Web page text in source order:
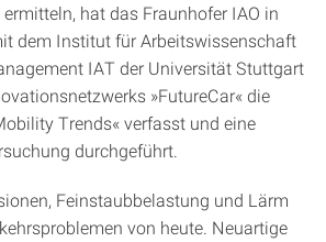
hat das Fraunhofer IAO in
dem Institut für Arbeitswissenschaft
IAT der Universität Stuttgart
»FutureCar« die
Trends« verfasst und eine
durchgeführt.
Feinstaubbelastung und Lärm
von heute. Neuartige